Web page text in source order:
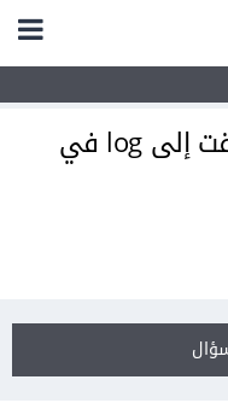
إضافة التاريخ والوقت إلى log في